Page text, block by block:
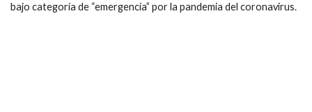
bajo categoría de “emergencia” por la pandemia del coronavirus.